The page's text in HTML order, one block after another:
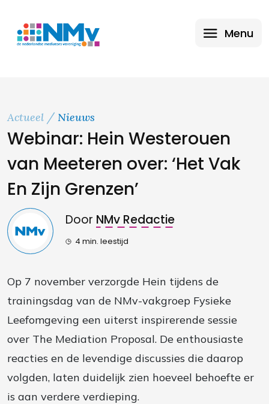
Menu
Actueel Nieuws
Webinar: Hein Westerouen
van Meeteren over: ‘Het Vak
En Zijn Grenzen’
Door NMv Redactie
4 min. leestijd
Op 7 november verzorgde Hein tijdens de
trainingsdag van de NMv-vakgroep Fysieke
Leefomgeving een uiterst inspirerende sessie
over The Mediation Proposal. De enthousiaste
reacties en de levendige discussies die daarop
volgden, laten duidelijk zien hoeveel behoefte er
is aan verdere verdieping.